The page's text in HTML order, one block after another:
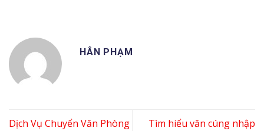
HÂN PHẠM
Dịch Vụ Chuyển Văn Phòng
Tìm hiểu văn cúng nhập